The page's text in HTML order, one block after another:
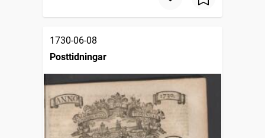
1730-06-08
Posttidningar